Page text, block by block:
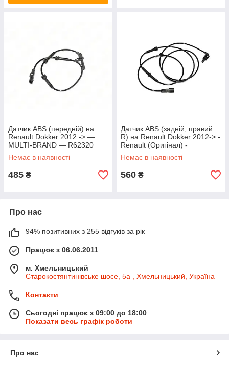
Датчик ABS (передній) на
Renault Dokker 2012 -> —
MULTI-BRAND — R62320
Немає в наявності
485 ₴
Датчик ABS (задній, правий
R) на Renault Dokker 2012-> -
Renault (Оригінал) -
479507686R
Немає в наявності
560 ₴
Про нас
94% позитивних з 255 відгуків за рік
Працює з 06.06.2011
м. Хмельницький
Старокостянтинівське шосе, 5а , Хмельницький, Україна
Контакти
Сьогодні працює з 09:00 до 18:00
Показати весь графік роботи
Про нас